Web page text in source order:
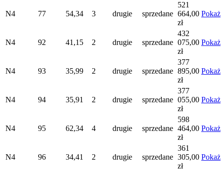
N4 77 54,34 3 drugie sprzedane
521
664,00
zł
Pokaż
N4 92 41,15 2 drugie sprzedane
432
075,00
zł
Pokaż
N4 93 35,99 2 drugie sprzedane
377
895,00
zł
Pokaż
N4 94 35,91 2 drugie sprzedane
377
055,00
zł
Pokaż
N4 95 62,34 4 drugie sprzedane
598
464,00
zł
Pokaż
N4 96 34,41 2 drugie sprzedane
361
305,00
zł
Pokaż